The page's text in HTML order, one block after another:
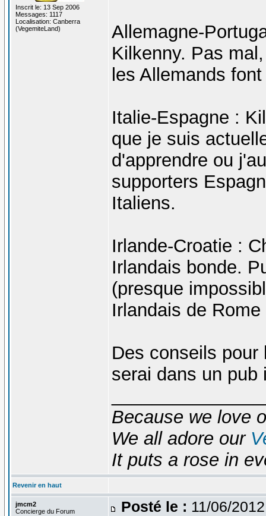
Inscrit le: 13 Sep 2006
Messages: 1117
Localisation: Canberra
(VegemiteLand)
Allemagne-
Kilkenny. Pas
les Allemands
Italie-Espagne :
que je suis
d'apprendre ou
supporters
Italiens.
Irlande-Croatie :
Irlandais bonde.
(presque
Irlandais de
Des conseils
serai dans un
Because we love
We all adore our
It puts a rose in
Revenir en haut
jmcm2
Concierge du Forum
Posté le : 11/06/